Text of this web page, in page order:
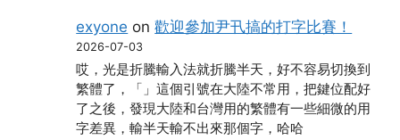
exyone on歡迎參加尹卂搞的打字比賽！
2026-07-03
哎，光是折騰輸入法就折騰半天，好不容易切換到
繁體了，「」這個引號在大陸不常用，把鍵位配好
了之後，發現大陸和台灣用的繁體有一些細微的用
字差異，輸半天輸不出來那個字，哈哈